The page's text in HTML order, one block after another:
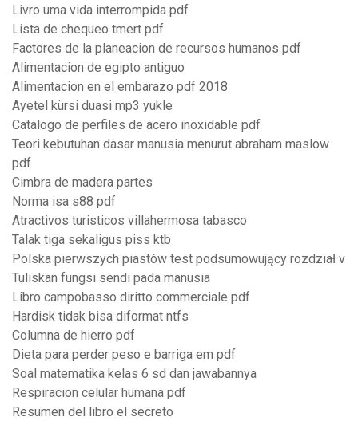
Livro uma vida interrompida pdf
Lista de chequeo tmert pdf
Factores de la planeacion de recursos humanos pdf
Alimentacion de egipto antiguo
Alimentacion en el embarazo pdf 2018
Ayetel kürsi duasi mp3 yukle
Catalogo de perfiles de acero inoxidable pdf
Teori kebutuhan dasar manusia menurut abraham maslow
pdf
Cimbra de madera partes
Norma isa s88 pdf
Atractivos turisticos villahermosa tabasco
Talak tiga sekaligus piss ktb
Polska pierwszych piastów test podsumowujący rozdział v
Tuliskan fungsi sendi pada manusia
Libro campobasso diritto commerciale pdf
Hardisk tidak bisa diformat ntfs
Columna de hierro pdf
Dieta para perder peso e barriga em pdf
Soal matematika kelas 6 sd dan jawabannya
Respiracion celular humana pdf
Resumen del libro el secreto